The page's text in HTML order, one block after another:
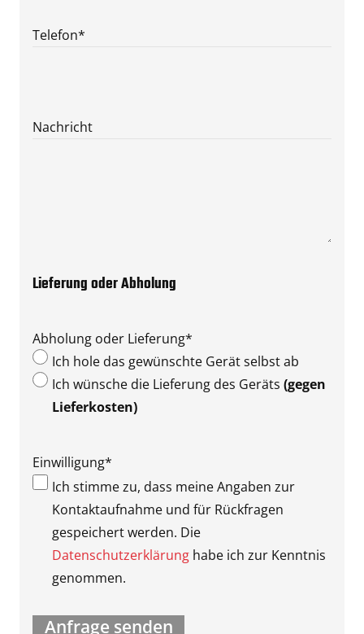
Telefon*
Nachricht
Lieferung oder Abholung
Abholung oder Lieferung*
Ich hole das gewünschte Gerät selbst ab
Ich wünsche die Lieferung des Geräts (gegen
Lieferkosten)
Einwilligung*
Ich stimme zu, dass meine Angaben zur
Kontaktaufnahme und für Rückfragen
gespeichert werden. Die
Datenschutzerklärunghabe ich zur Kenntnis
genommen.